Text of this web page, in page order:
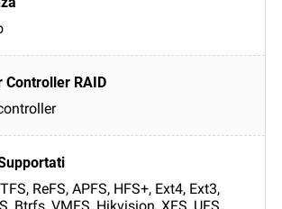
ReFS, APFS, HFS+, Ext4, Ext3,